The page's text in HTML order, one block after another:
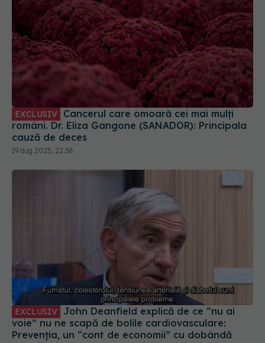
EXCLUSIV
români. Dr. Eliza Gangone (SANADOR): Principala
cauză de deces
19 aug 2025, 22:38
EXCLUSIV
voie” nu ne scapă de bolile cardiovasculare:
Prevenția, un “cont de economii” cu dobândă